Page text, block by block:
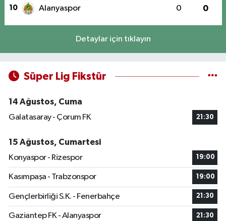
10 Alanyaspor 0 0
Detaylar için tıklayın
Süper Lig Fikstür
14 Ağustos, Cuma
Galatasaray - Çorum FK
21:30
15 Ağustos, Cumartesi
Konyaspor - Rizespor
19:00
Kasımpaşa - Trabzonspor 19:00
Gençlerbirliği S.K. - Fenerbahçe 21:30
Gaziantep FK - Alanyaspor 21:30